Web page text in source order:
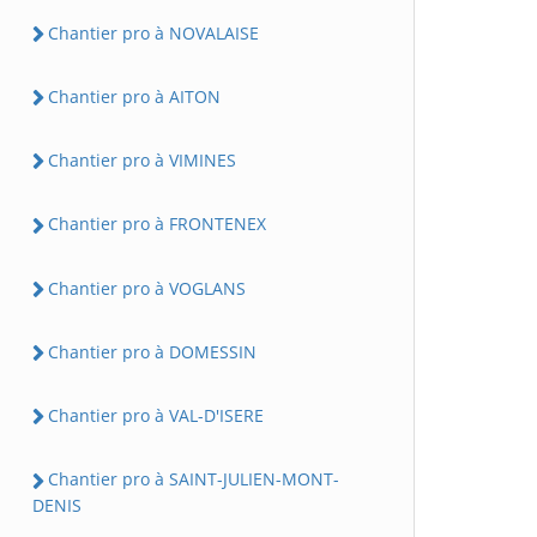
Chantier pro à NOVALAISE
Chantier pro à AITON
Chantier pro à VIMINES
Chantier pro à FRONTENEX
Chantier pro à VOGLANS
Chantier pro à DOMESSIN
Chantier pro à VAL-D'ISERE
Chantier pro à SAINT-JULIEN-MONT-
DENIS